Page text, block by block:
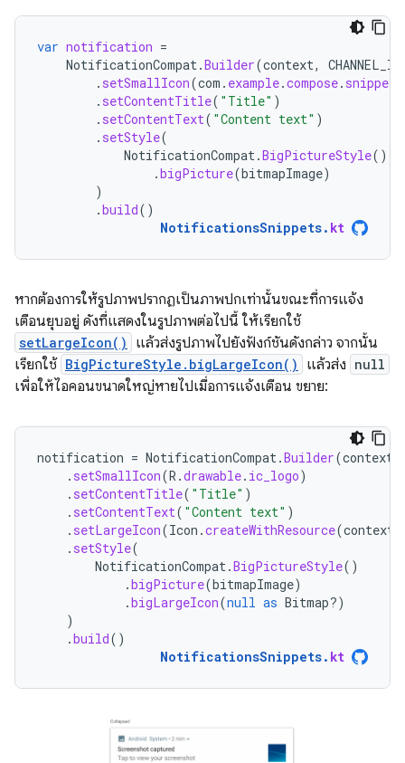
var notification =
NotificationCompat.Builder(context, CHANNEL_ID
. setSmallIcon(com . example.compose. snippets
. setContentTitle( "Title" )
. setContentText( "Content text" )
. setStyle(
NotificationCompat.BigPictureStyle()
.bigPicture(bitmapImage)
)
.build()
NotificationsSnippets. kt
หากต้องการให้รูปภาพปรากฏเป็นภาพปกเท่านั้นขณะที่การแจ้ง
เตือนยุบอยู่ ดังที่แสดงในรูปภาพต่อไปนี้ ให้เรียกใช้
setLargeIcon()
แล้วส่งรูปภาพไปยังฟังก์ชันดังกล่าว จากนั้น
เรียกใช้ BigPictureStyle.bigLargeIcon() แล้วส่ง null
เพื่อให้ไอคอนขนาดใหญ่หายไปเมื่อการแจ้งเตือน ขยาย:
notification = NotificationCompat.Builder(context
. setSmallIcon(R .drawable. ic_logo)
. setContentTitle( "Title" )
. setContentText( "Content text" )
. setLargeIcon(Icon .createWithResource(context
. setStyle(
NotificationCompat.BigPictureStyle()
.bigPicture(bitmapImage)
.bigLargeIcon(null as Bitmap?)
)
.build()
NotificationsSnippets. kt